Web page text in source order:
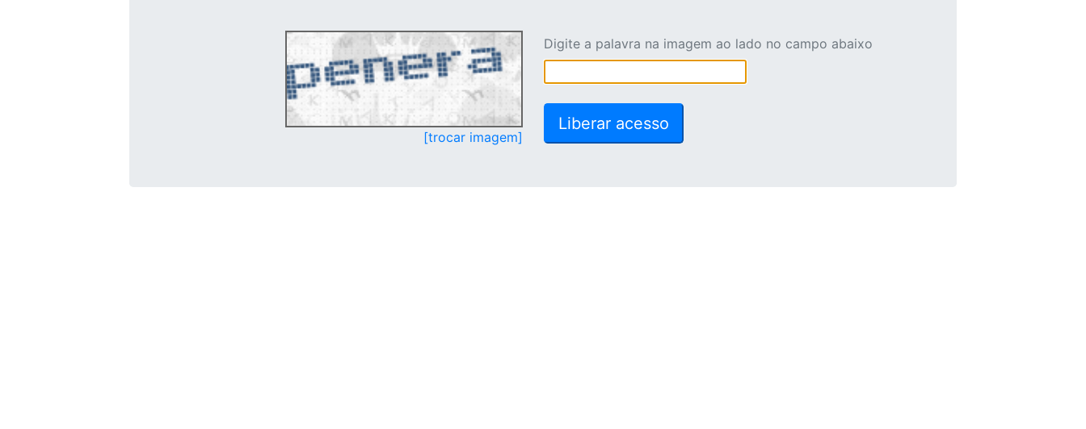
[trocar imagem]
Digite a palavra na imagem ao lado no campo abaixo